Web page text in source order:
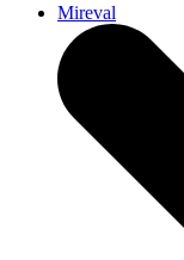
Mireval